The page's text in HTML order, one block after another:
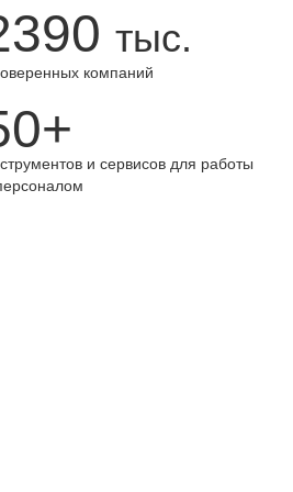
тыс.
компаний
и сервисов для работы